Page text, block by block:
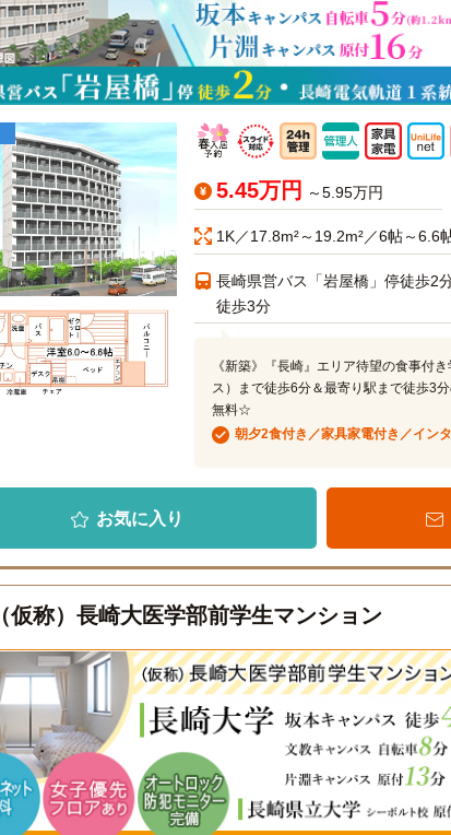
5.45万円 ～5.95万円
1K／17.8m²～19.2m²／6帖～6.6
長崎県営バス「岩屋橋」停徒歩2
徒歩3分
《新築》『長崎』エリア待望の食事付
ス）まで徒歩6分＆最寄り駅まで徒歩3
無料☆
朝夕2食付き／家具家電付き／イン
お気に入り
（仮称）長崎大医学部前学生マンション